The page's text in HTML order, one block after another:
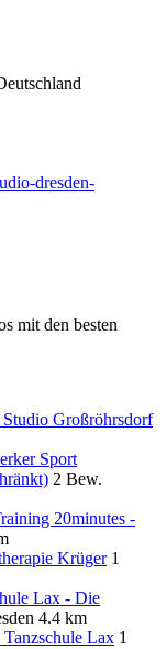
dresden-
mit den besten
Studio Großröhrsdorf
Sport
2 Bew.
20minutes -
Krüger 1
Lax - Die
4.4 km
Lax 1